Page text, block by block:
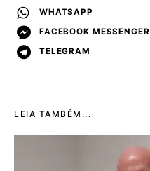
WHATSAPP
FACEBOOK MESSENGER
TELEGRAM
LEIA TAMBÉM...